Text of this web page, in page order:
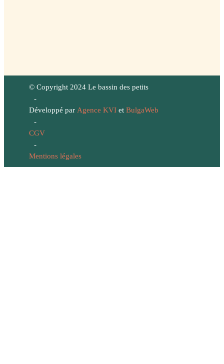
© Copyright 2024 Le bassin des petits
-
Développé par Agence KVIet BulgaWeb
-
CGV
-
Mentions légales